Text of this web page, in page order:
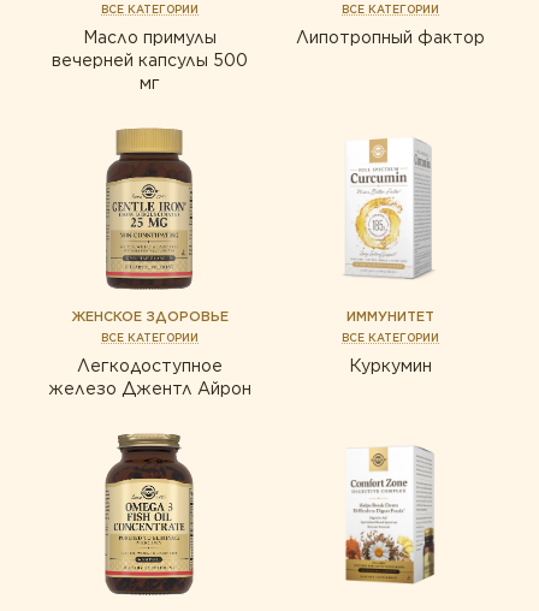
ВСЕ КАТЕГОРИИ
Масло примулы
вечерней капсулы 500
мг
ВСЕ КАТЕГОРИИ
Липотропный фактор
ЖЕНСКОЕ ЗДОРОВЬЕ
ВСЕ КАТЕГОРИИ
Легкодоступное
железо Джентл Айрон
ИММУНИТЕТ
ВСЕ КАТЕГОРИИ
Куркумин